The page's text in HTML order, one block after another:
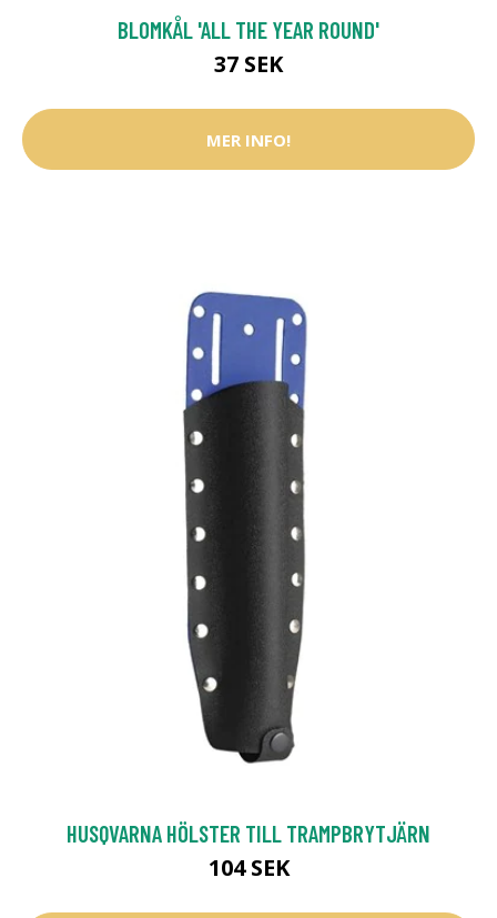
BLOMKÅL 'ALL THE YEAR ROUND'
37 SEK
MER INFO!
HUSQVARNA HÖLSTER TILL TRAMPBRYTJÄRN
104 SEK